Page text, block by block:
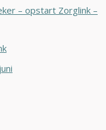
– opstart Zorglink –